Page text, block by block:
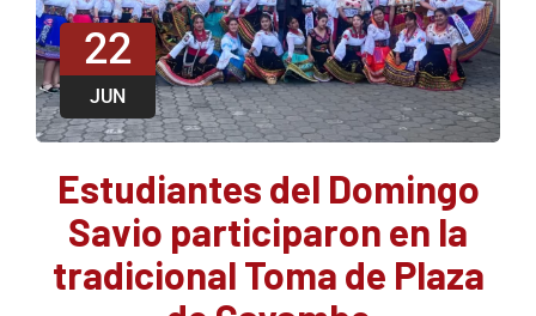
22
JUN
Estudiantes del Domingo
Savio participaron en la
tradicional Toma de Plaza